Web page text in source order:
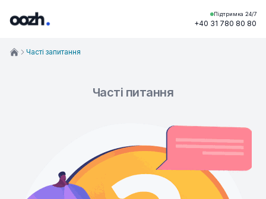
Підтримка 24/7
+40 31 780 80 80
Часті запитання
Часті питання